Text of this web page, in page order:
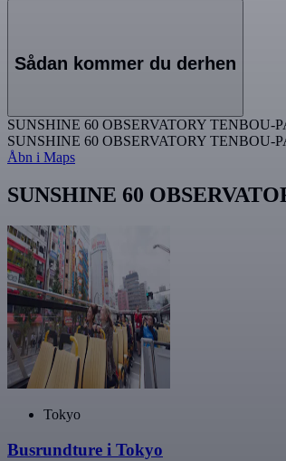
Sådan kommer du derhen
SUNSHINE 60 OBSERVATORY TENBOU-
SUNSHINE 60 OBSERVATORY TENBOU-
Åbn i Maps
SUNSHINE 60
Tokyo
Busrundture i Tokyo